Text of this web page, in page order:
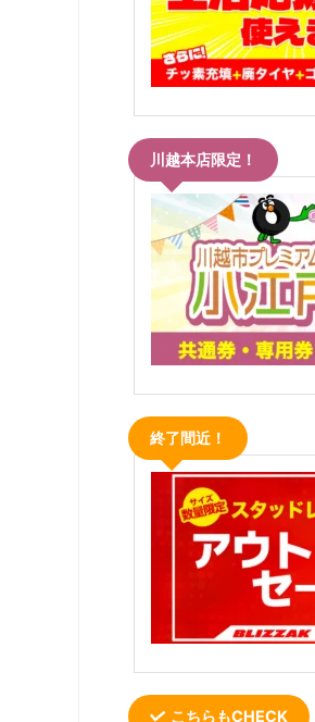
川越本店限定！
終了間近！
こちらもCHECK